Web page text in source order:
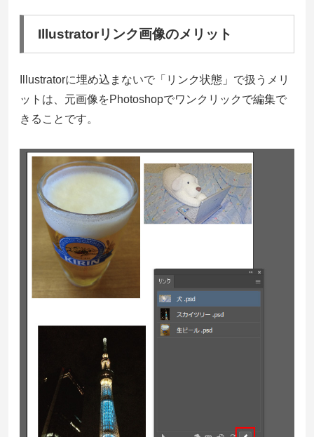
Illustratorリンク画像のメリット
Illustratorに埋め込まないで「リンク状態」で扱うメリ
ットは、元画像をPhotoshopでワンクリックで編集で
きることです。